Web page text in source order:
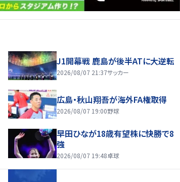
J1開幕戦 鹿島が後半ATに大逆転
2026/08/07 21:37サッカー
広島・秋山翔吾が海外FA権取得
2026/08/07 19:00野球
早田ひなが18歳有望株に快勝で8
強
2026/08/07 19:48卓球